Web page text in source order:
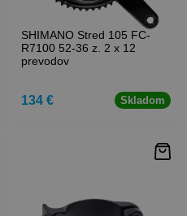
SHIMANO Stred 105 FC-
R7100 52-36 z. 2 x 12
prevodov
134 € Skladom